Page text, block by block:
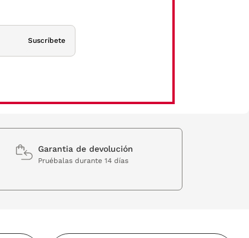
Suscríbete
Garantia de devolución
Pruébalas durante 14 días